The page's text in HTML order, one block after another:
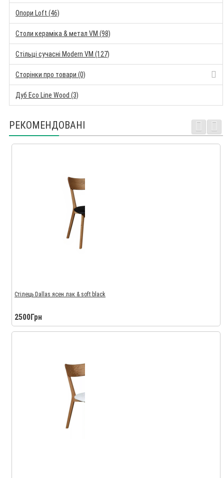
Опори Loft (46)
Столи кераміка & метал VM (98)
Стільці сучасні Modern VM (127)
Сторінки про товари (0)
Дуб Eco Line Wood (3)
РЕКОМЕНДОВАНІ
Стілець Dallas ясен лак & soft black
2500Грн